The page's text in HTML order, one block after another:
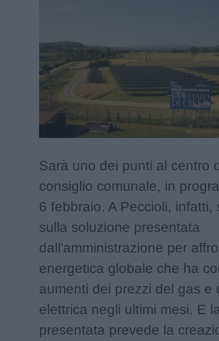
Sarà uno dei punti al centro
consiglio comunale, in
6 febbraio. A Peccioli, infatti,
sulla soluzione presentata
dall'amministrazione per
energetica globale che ha
aumenti dei prezzi del gas e
elettrica negli ultimi mesi. E
presentata prevede la